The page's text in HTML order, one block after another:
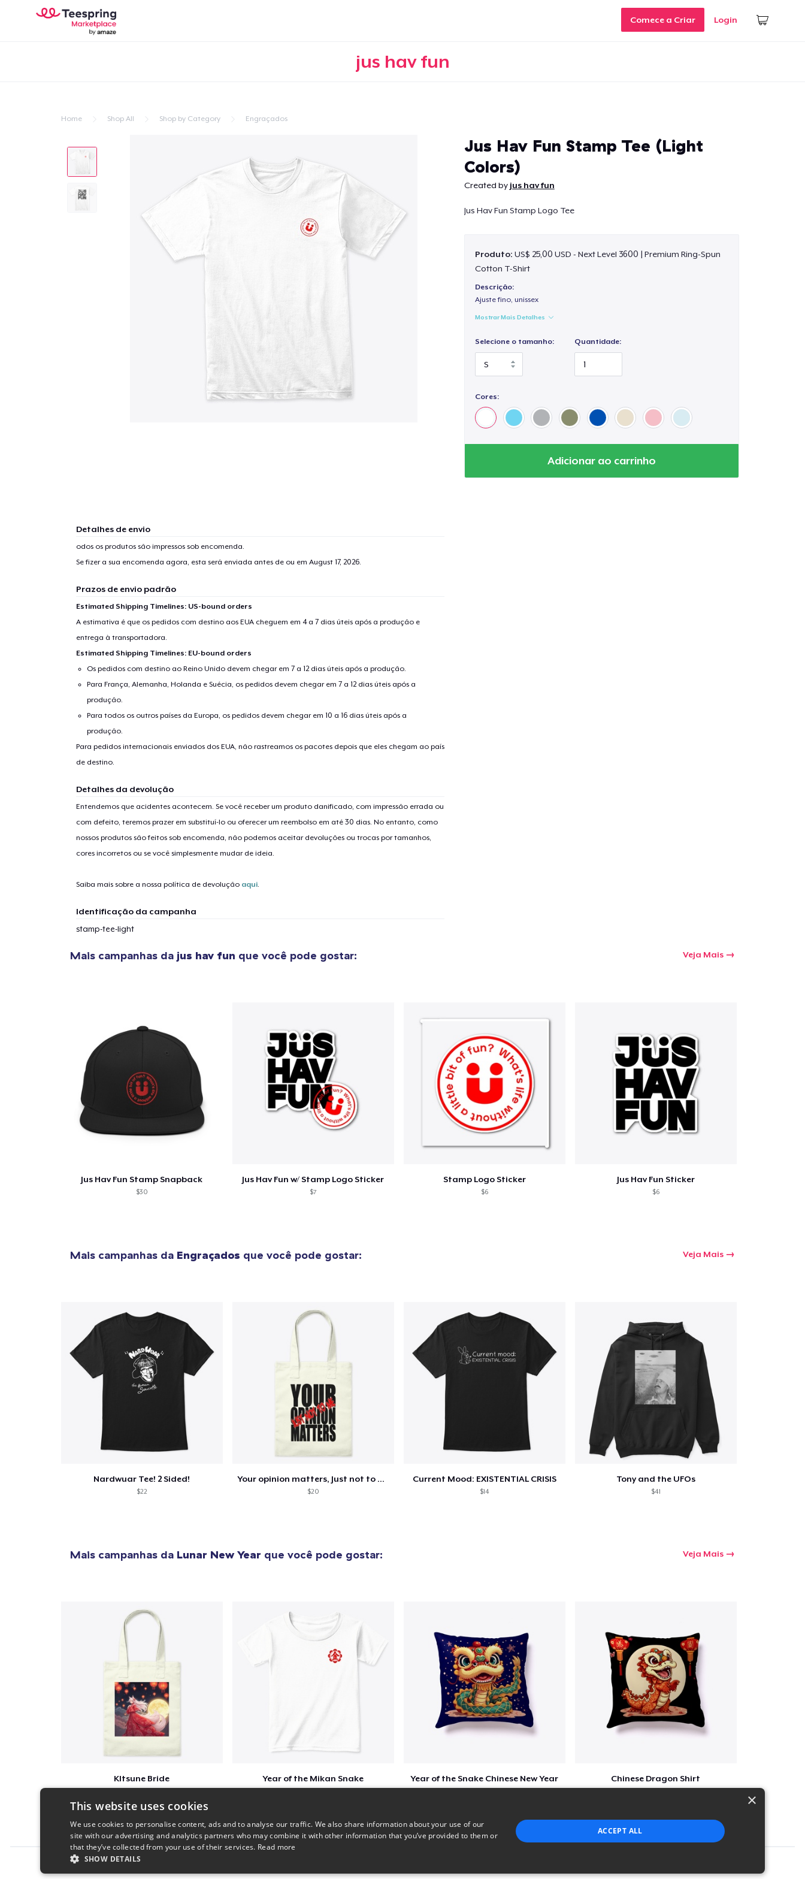
Comece a Criar Login
jus hav fun
Home Shop All Shop by Category Engraçados
Jus Hav Fun Stamp Tee (Light
Colors)
Created by jus hav fun
Jus Hav Fun Stamp Logo Tee
Produto: US$ 25,00 USD - Next Level 3600 | Premium Ring-Spun
Cotton T-Shirt
Descrição:
Ajuste fino, unissex
Mostrar Mais Detalhes
Selecione o tamanho: Quantidade:
Cores:
Adicionar ao carrinho
Detalhes de envio
odos os produtos são impressos sob encomenda.
Se fizer a sua encomenda agora, esta será enviada antes de ou em August 17, 2026.
Prazos de envio padrão
Estimated Shipping Timelines: US-bound orders
A estimativa é que os pedidos com destino aos EUA cheguem em 4 a 7 dias úteis após a produção e
entrega à transportadora.
Estimated Shipping Timelines: EU-bound orders
Os pedidos com destino ao Reino Unido devem chegar em 7 a 12 dias úteis após a produção.
Para França, Alemanha, Holanda e Suécia, os pedidos devem chegar em 7 a 12 dias úteis após a
produção.
Para todos os outros países da Europa, os pedidos devem chegar em 10 a 16 dias úteis após a
produção.
Para pedidos internacionais enviados dos EUA, não rastreamos os pacotes depois que eles chegam ao país
de destino.
Detalhes da devolução
Entendemos que acidentes acontecem. Se você receber um produto danificado, com impressão errada ou
com defeito, teremos prazer em substituí-lo ou oferecer um reembolso em até 30 dias. No entanto, como
nossos produtos são feitos sob encomenda, não podemos aceitar devoluções ou trocas por tamanhos,
cores incorretos ou se você simplesmente mudar de ideia.
Saiba mais sobre a nossa política de devolução aqui.
Identificação da campanha
stamp-tee-light
Mais campanhas da jus hav fun que você pode gostar: Veja Mais
Jus Hav Fun Stamp Snapback
$30
Jus Hav Fun w/ Stamp Logo Sticker
$7
Stamp Logo Sticker
$6
Jus Hav Fun Sticker
$6
Mais campanhas da Engraçados que você pode gostar: Veja Mais
Nardwuar Tee! 2 Sided!
$22
Your opinion matters, Just not to me!
$20
Current Mood: EXISTENTIAL CRISIS
$14
Tony and the UFOs
$41
Mais campanhas da Lunar New Year que você pode gostar: Veja Mais
KItsune Bride Year of the Mikan Snake Year of the Snake Chinese New Year Chinese Dragon Shirt
Seguir para a Finalização da
Compra
Continuar Comprando
×
This website uses cookies
We use cookies to personalise content, ads and to analyse our traffic. We also share information about your use of our
site with our advertising and analytics partners who may combine it with other information that you’ve provided to them or
that they’ve collected from your use of their services. Read more
SHOW DETAILS
ACCEPT ALL